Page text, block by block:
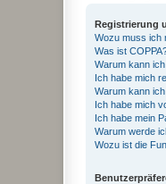
Registrierung
Wozu muss ich
Was ist
Warum kann
Ich habe mich
Warum kann
Ich habe mich
Ich habe mein
Warum werde
Wozu ist die